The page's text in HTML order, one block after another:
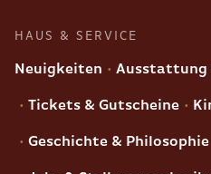
HAUS & SERVICE
Neuigkeiten Ausstattung
Tickets & Gutscheine
Geschichte & Philosophie